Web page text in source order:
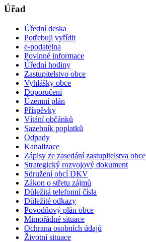
Úřad
Úřední deska
Potřebuji vyřídit
e-podatelna
Povinné informace
Úřední hodiny
Zastupitelstvo obce
Vyhlášky obce
Doporučení
Územní plán
Příspěvky
Vítání občánků
Sazebník poplatků
Odpady
Kanalizace
Zápisy ze zasedání zastupitelstva obce
Strategický rozvojový dokument
Sdružení obcí DKV
Zákon o střetu zájmů
Důležitá telefonní čísla
Důležité odkazy
Povodňový plán obce
Mimořádné situace
Ochrana osobních údajů
Životní situace